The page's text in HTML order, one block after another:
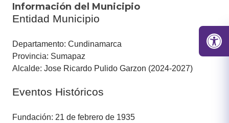
Información del Municipio
Entidad Municipio
Departamento: Cundinamarca
Provincia: Sumapaz
Alcalde: Jose Ricardo Pulido Garzon (2024-2027)
Eventos Históricos
Fundación: 21 de febrero de 1935